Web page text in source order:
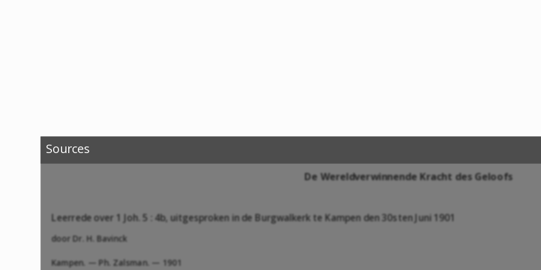
Sources
De Wereldverwinnende Kracht des Geloofs
Leerrede over 1 Joh. 5 : 4b, uitgesproken in de Burgwalkerk te Kampen den 30sten Juni 1901
door Dr. H. Bavinck
Kampen. — Ph. Zalsman. — 1901